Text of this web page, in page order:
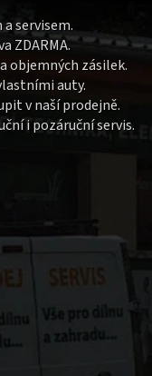
servisem.
ZDARMA.
objemných zásilek.
auty.
v naší prodejně.
i pozáruční servis.